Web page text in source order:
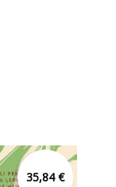
35,84 €